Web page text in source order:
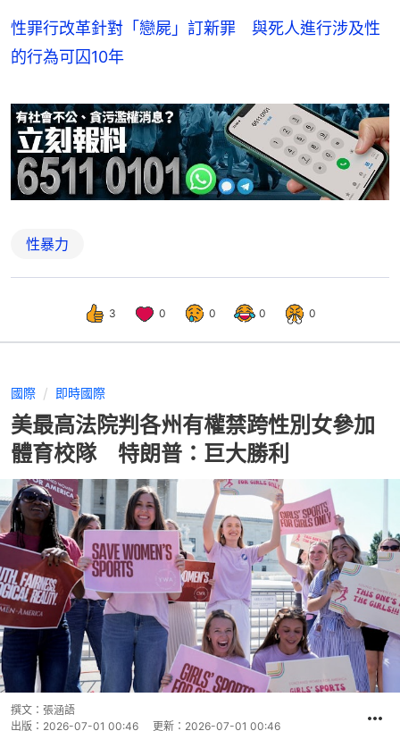
性罪行改革針對「戀屍」訂新罪 與死人進行涉及性
的行為可囚10年
性暴力
3 0 0 0 0
國際 即時國際
美最高法院判各州有權禁跨性別女參加
體育校隊 特朗普：巨大勝利
撰文： 張涵語
出版： 2026-07-01 00:46 更新： 2026-07-01 00:46